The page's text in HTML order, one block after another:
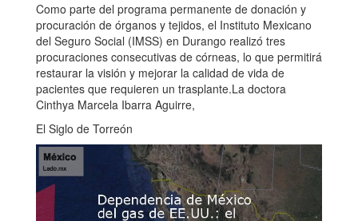
Como parte del programa permanente de donación y
procuración de órganos y tejidos, el Instituto Mexicano
del Seguro Social (IMSS) en Durango realizó tres
procuraciones consecutivas de córneas, lo que permitirá
restaurar la visión y mejorar la calidad de vida de
pacientes que requieren un trasplante.La doctora
Cinthya Marcela Ibarra Aguirre,
El Siglo de Torreón